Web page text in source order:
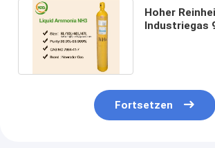
Hoher
Industriegas
Fortsetzen